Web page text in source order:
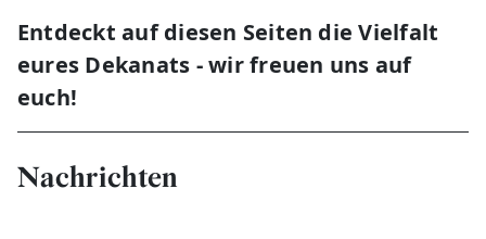
Entdeckt auf diesen Seiten die Vielfalt
eures Dekanats - wir freuen uns auf
euch!
Nachrichten